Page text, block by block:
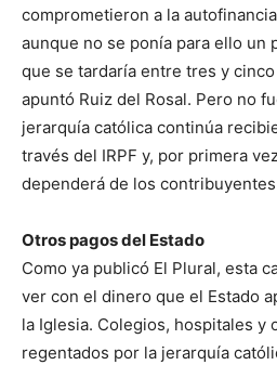
comprometieron a la
aunque no se ponía para ello un
que se tardaría entre tres y
apuntó Ruiz del Rosal. Pero no
jerarquía católica continúa
través del IRPF y, por primera
dependerá de los
Otros pagos del Estado
Como ya publicó El Plural, esta
ver con el dinero que el Estado
la Iglesia. Colegios, hospitales y
regentados por la jerarquía